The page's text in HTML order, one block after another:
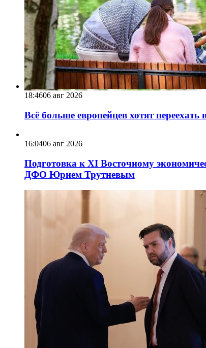
18:4606 авг 2026
Всё больше европейцев хотят переехать
16:0406 авг 2026
Подготовка к XI Восточному
ДФО Юрием Трутневым